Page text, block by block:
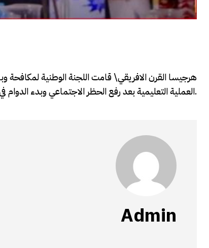
هرجيسا القرن الافريقي\ قامت اللجنة الوطنية
العملية التعليمية بعد رفع الحظر الاجتماعي وبدء الدوام في المؤسسات الحكوميةللتأكد من اتباع البروتكولات الخاصة بوباء كرونا المستبد.
Admin